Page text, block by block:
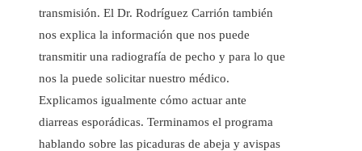
transmisión. El Dr. Rodríguez Carrión también
nos explica la información que nos puede
transmitir una radiografía de pecho y para lo que
nos la puede solicitar nuestro médico.
Explicamos igualmente cómo actuar ante
diarreas esporádicas. Terminamos el programa
hablando sobre las picaduras de abeja y avispas